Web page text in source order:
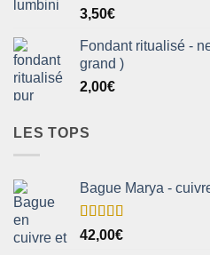
3,50€
Fondant ritualisé -
grand )
2,00€
LES TOPS
Bague Marya -
Note5.00
sur 5
42,00€